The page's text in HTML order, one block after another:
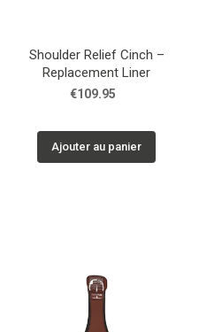
Shoulder Relief Cinch –
Replacement Liner
€109.95
Ajouter au panier